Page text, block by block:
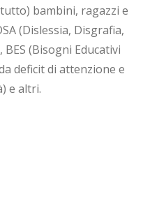
bambini, ragazzi e
(Dislessia, Disgrafia,
(Bisogni Educativi
deficit di attenzione e
e altri.